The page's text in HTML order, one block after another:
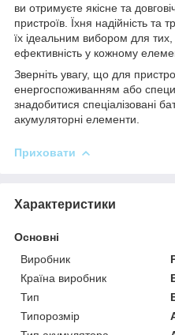
ви отримуєте якісне та
пристроїв. Їхня надійність та
їх ідеальним вибором для тих,
ефективність у кожному
Зверніть увагу, що для
енергоспоживанням або
знадобитися спеціалізовані
акумуляторні елементи.
Приховати
Характеристики
Основні
Виробник
Країна виробник
Тип
Типорозмір